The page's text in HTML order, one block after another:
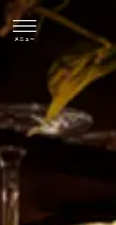
本文へスキップ
メニュー